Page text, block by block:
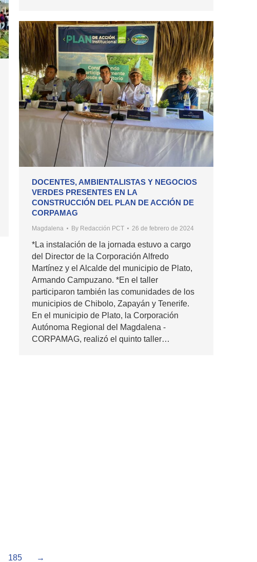
DOCENTES, AMBIENTALISTAS Y NEGOCIOS
VERDES PRESENTES EN LA
CONSTRUCCIÓN DEL PLAN DE ACCIÓN DE
CORPAMAG
Magdalena By Redacción PCT 26 de febrero de 2024
*La instalación de la jornada estuvo a cargo
del Director de la Corporación Alfredo
Martínez y el Alcalde del municipio de Plato,
Armando Campuzano. *En el taller
participaron también las comunidades de los
municipios de Chibolo, Zapayán y Tenerife.
En el municipio de Plato, la Corporación
Autónoma Regional del Magdalena -
CORPAMAG, realizó el quinto taller…
185 →